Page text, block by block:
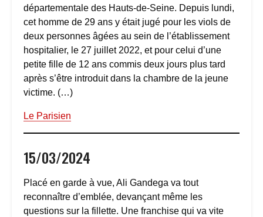
départementale des Hauts-de-Seine. Depuis lundi,
cet homme de 29 ans y était jugé pour les viols de
deux personnes âgées au sein de l’établissement
hospitalier, le 27 juillet 2022, et pour celui d’une
petite fille de 12 ans commis deux jours plus tard
après s’être introduit dans la chambre de la jeune
victime. (…)
Le Parisien
15/03/2024
Placé en garde à vue, Ali Gandega va tout
reconnaître d’emblée, devançant même les
questions sur la fillette. Une franchise qui va vite